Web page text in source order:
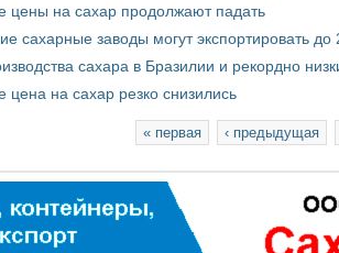
цены на сахар продолжают падать
сахарные заводы могут экспортировать
сахара в Бразилии и рекордно
цена на сахар резко снизились
« первая ‹ предыдущая